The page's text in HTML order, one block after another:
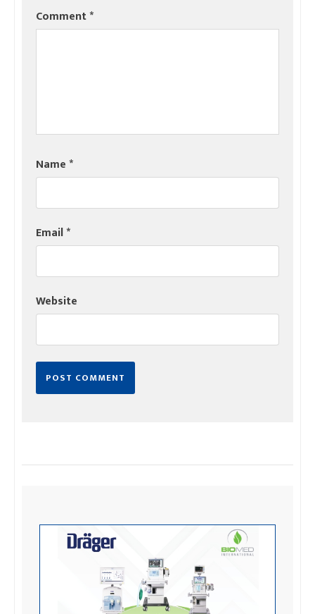
Comment*
Name*
Email*
Website